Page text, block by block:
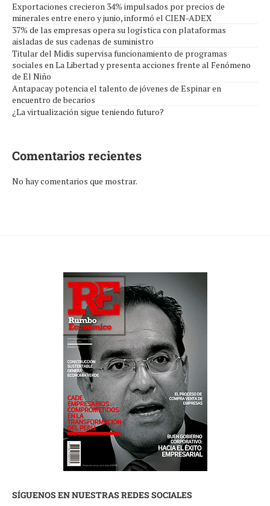
Exportaciones crecieron 34% impulsados por precios de
minerales entre enero y junio, informó el CIEN-ADEX
37% de las empresas opera su logística con plataformas
aisladas de sus cadenas de suministro
Titular del Midis supervisa funcionamiento de programas
sociales en La Libertad y presenta acciones frente al Fenómeno
de El Niño
Antapacay potencia el talento de jóvenes de Espinar en
encuentro de becarios
¿La virtualización sigue teniendo futuro?
Comentarios recientes
No hay comentarios que mostrar.
SÍGUENOS EN NUESTRAS REDES SOCIALES